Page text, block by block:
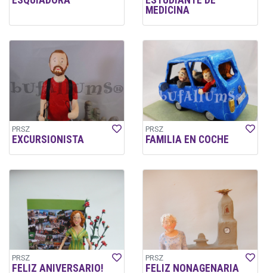
MEDICINA
PRSZ
EXCURSIONISTA
PRSZ
FAMILIA EN COCHE
PRSZ
FELIZ ANIVERSARIO!
PRSZ
FELIZ NONAGENARIA